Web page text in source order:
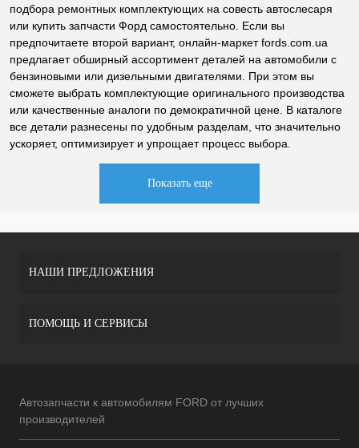
подбора ремонтных комплектующих на совесть автослесаря
или купить запчасти Форд самостоятельно. Если вы
предпочитаете второй вариант, онлайн-маркет fords.com.ua
предлагает обширный ассортимент деталей на автомобили с
бензиновыми или дизельными двигателями. При этом вы
сможете выбрать комплектующие оригинального производства
или качественные аналоги по демократичной цене. В каталоге
все детали разнесены по удобным разделам, что значительно
ускоряет, оптимизирует и упрощает процесс выбора.
Показать еще
НАШИ ПРЕДЛОЖЕНИЯ
ПОМОЩЬ И СЕРВИСЫ
Автозапчасти к автомобилям FORD от лучших
производителей